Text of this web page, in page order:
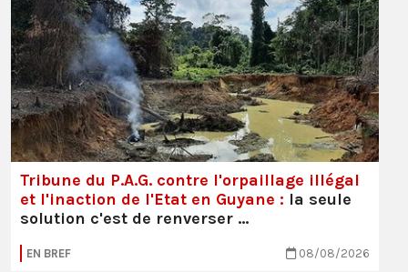
Tribune du P.A.G. contre l'orpaillage illégal
et l'inaction de l'Etat en Guyane : la seule
solution c'est de renverser …
EN BREF 08/08/2026